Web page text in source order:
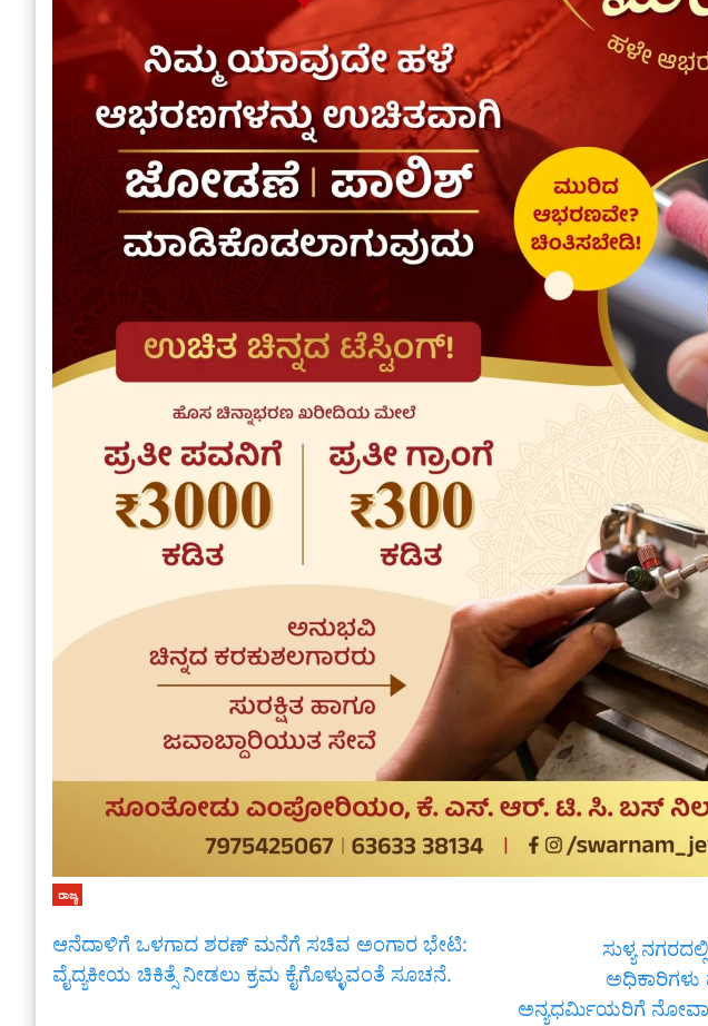
ರಾಜ್ಯ
ಆನೆದಾಳಿಗೆ ಒಳಗಾದ ಶರಣ್ ಮನೆಗೆ ಸಚಿವ ಅಂಗಾರ ಭೇಟಿ:
ವೈದ್ಯಕೀಯ ಚಿಕಿತ್ಸೆ ನೀಡಲು ಕ್ರಮ ಕೈಗೊಳ್ಳುವಂತೆ ಸೂಚನೆ.
ಸುಳ್ಯ
ಅಧಿಕಾರಿಗಳು
ಅನ್ಯಧರ್ಮಿಯರಿಗೆ